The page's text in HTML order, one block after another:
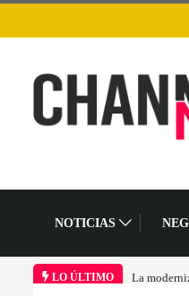
NOTICIAS
LO ÚLTIMO
del Data Center no es un